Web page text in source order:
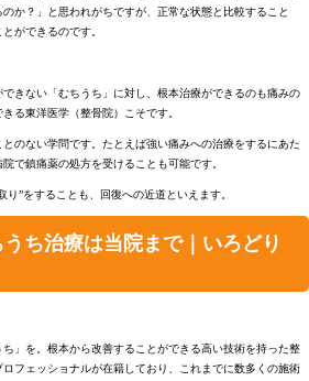
か？」と思われがちですが、正常な状態と比較すること
ができるのです。
きない「むちうち」に対し、根本治療ができるのも痛みの
る東洋医学（整骨院）こそです。
のない学問です。たとえば強い痛みへの治療をするにあた
で鎮痛薬の処方を受けることも可能です。
”をすることも、回復への近道といえます。
ち治療は当院まで｜いろどり
」を。根本から改善することができる高い技術を持った整
フェッショナルが在籍しており、これまでに数多くの施術